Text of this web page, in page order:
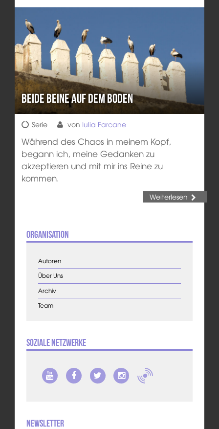
Beide Beine auf dem Boden
Serie von Iulia Farcane
Während des Chaos in meinem Kopf,
begann ich, meine Gedanken zu
akzeptieren und mit mir ins Reine zu
kommen.
Weiterlesen
Organisation
Autoren
Über Uns
Archiv
Team
Soziale Netzwerke
Newsletter